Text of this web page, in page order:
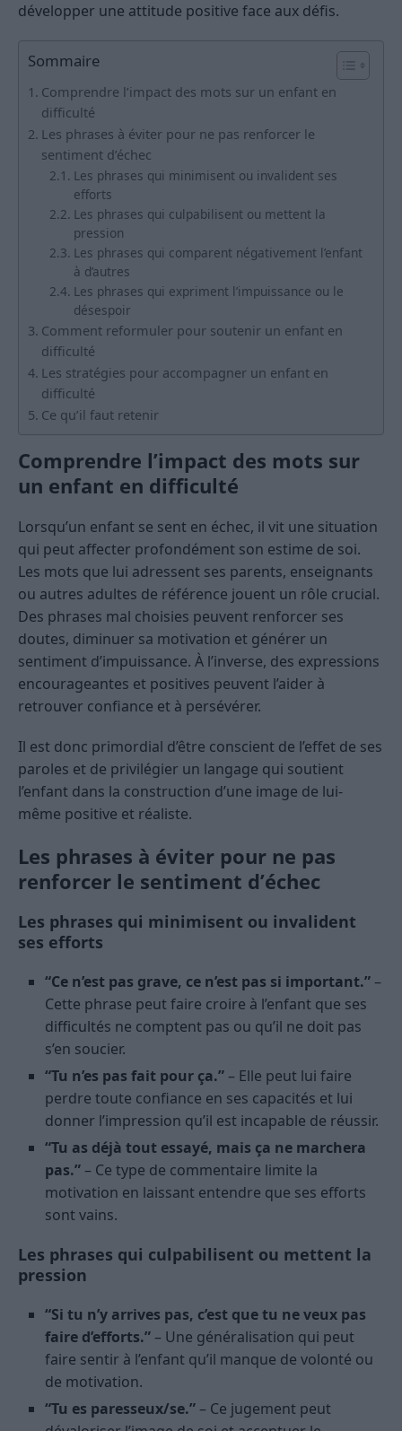
développer une attitude positive face aux défis.
Sommaire
Comprendre l’impact des mots sur un enfant en
difficulté
Les phrases à éviter pour ne pas renforcer le
sentiment d’échec
Les phrases qui minimisent ou invalident ses
efforts
Les phrases qui culpabilisent ou mettent la
pression
Les phrases qui comparent négativement l’enfant
à d’autres
Les phrases qui expriment l’impuissance ou le
désespoir
Comment reformuler pour soutenir un enfant en
difficulté
Les stratégies pour accompagner un enfant en
difficulté
Ce qu’il faut retenir
Comprendre l’impact des mots sur
un enfant en difficulté
Lorsqu’un enfant se sent en échec, il vit une situation
qui peut affecter profondément son estime de soi.
Les mots que lui adressent ses parents, enseignants
ou autres adultes de référence jouent un rôle crucial.
Des phrases mal choisies peuvent renforcer ses
doutes, diminuer sa motivation et générer un
sentiment d’impuissance. À l’inverse, des expressions
encourageantes et positives peuvent l’aider à
retrouver confiance et à persévérer.
Il est donc primordial d’être conscient de l’effet de ses
paroles et de privilégier un langage qui soutient
l’enfant dans la construction d’une image de lui-
même positive et réaliste.
Les phrases à éviter pour ne pas
renforcer le sentiment d’échec
Les phrases qui minimisent ou invalident
ses efforts
“Ce n’est pas grave, ce n’est pas si important.” –
Cette phrase peut faire croire à l’enfant que ses
difficultés ne comptent pas ou qu’il ne doit pas
s’en soucier.
“Tu n’es pas fait pour ça.” – Elle peut lui faire
perdre toute confiance en ses capacités et lui
donner l’impression qu’il est incapable de réussir.
“Tu as déjà tout essayé, mais ça ne marchera
pas.” – Ce type de commentaire limite la
motivation en laissant entendre que ses efforts
sont vains.
Les phrases qui culpabilisent ou mettent la
pression
“Si tu n’y arrives pas, c’est que tu ne veux pas
faire d’efforts.” – Une généralisation qui peut
faire sentir à l’enfant qu’il manque de volonté ou
de motivation.
“Tu es paresseux/se.” – Ce jugement peut